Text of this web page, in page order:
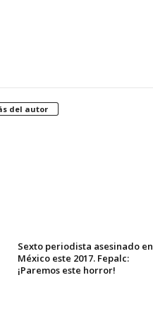
del autor
Sexto periodista asesinado en
México este 2017. Fepalc:
¡Paremos este horror!